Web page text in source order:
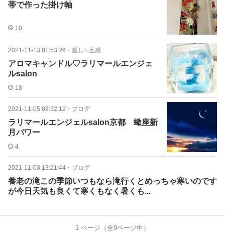
帯で作った掛け軸
10
2021-11-13 01:53:26 ・ 癒し✨五感
アロマキャンドル♡ラリマールエンジェ
ルsalon
18
2021-11-05 02:32:12 ・ ブログ
ラリマールエンジェルsalon京都 蠍座新
月パワー
4
2021-11-03 13:21:44 ・ ブログ
養老の滝この季節いつもなら滝行くとめっちゃ寒いのです
が今日天気も良くて寒くもなく暑くも...
1 ページ（全9ページ中）